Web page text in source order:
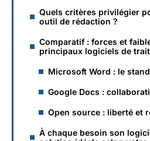
Quels critères privilégier
outil de rédaction ?
Comparatif : forces et
principaux logiciels de
Microsoft Word : le
Google Docs :
Open source : liberté et
À chaque besoin son